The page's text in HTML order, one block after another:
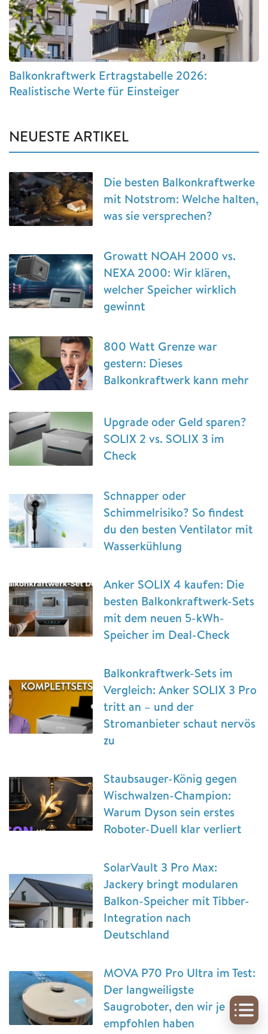
Balkonkraftwerk Ertragstabelle 2026:
Realistische Werte für Einsteiger
NEUESTE ARTIKEL
Die besten Balkonkraftwerke
mit Notstrom: Welche halten,
was sie versprechen?
Growatt NOAH 2000 vs.
NEXA 2000: Wir klären,
welcher Speicher wirklich
gewinnt
800 Watt Grenze war
gestern: Dieses
Balkonkraftwerk kann mehr
Upgrade oder Geld sparen?
SOLIX 2 vs. SOLIX 3 im
Check
Schnapper oder
Schimmelrisiko? So findest
du den besten Ventilator mit
Wasserkühlung
Anker SOLIX 4 kaufen: Die
besten Balkonkraftwerk-Sets
mit dem neuen 5-kWh-
Speicher im Deal-Check
Balkonkraftwerk-Sets im
Vergleich: Anker SOLIX 3 Pro
tritt an – und der
Stromanbieter schaut nervös
zu
Staubsauger-König gegen
Wischwalzen-Champion:
Warum Dyson sein erstes
Roboter-Duell klar verliert
SolarVault 3 Pro Max:
Jackery bringt modularen
Balkon-Speicher mit Tibber-
Integration nach
Deutschland
MOVA P70 Pro Ultra im Test:
Der langweiligste
Saugroboter, den wir je
empfohlen haben